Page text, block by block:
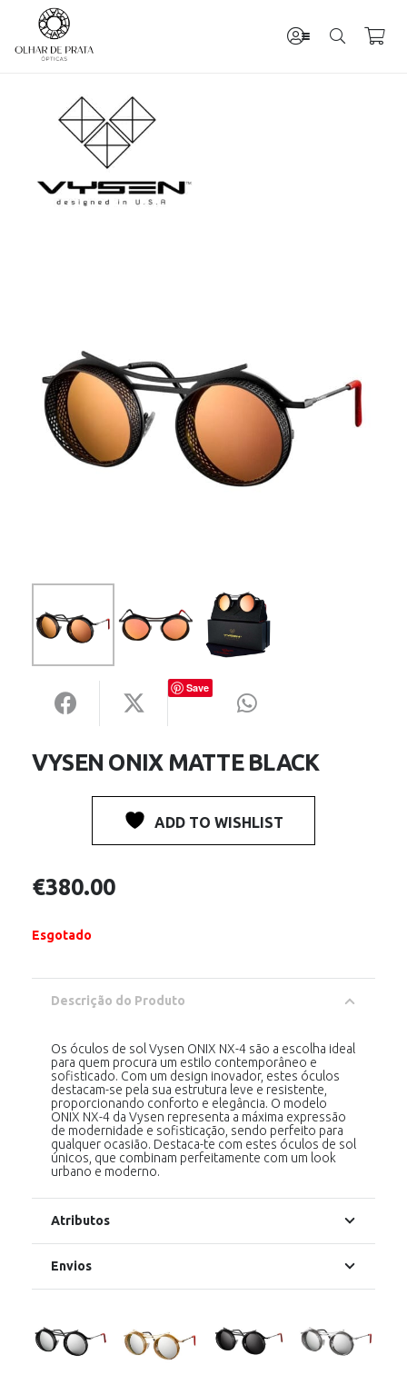
Save
VYSEN ONIX MATTE BLACK
ADD TO WISHLIST
€380.00
Esgotado
Descrição do Produto
Os óculos de sol Vysen ONIX NX-4 são a escolha ideal
para quem procura um estilo contemporâneo e
sofisticado. Com um design inovador, estes óculos
destacam-se pela sua estrutura leve e resistente,
proporcionando conforto e elegância. O modelo
ONIX NX-4 da Vysen representa a máxima expressão
de modernidade e sofisticação, sendo perfeito para
qualquer ocasião. Destaca-te com estes óculos de sol
únicos, que combinam perfeitamente com um look
urbano e moderno.
Atributos
Envios